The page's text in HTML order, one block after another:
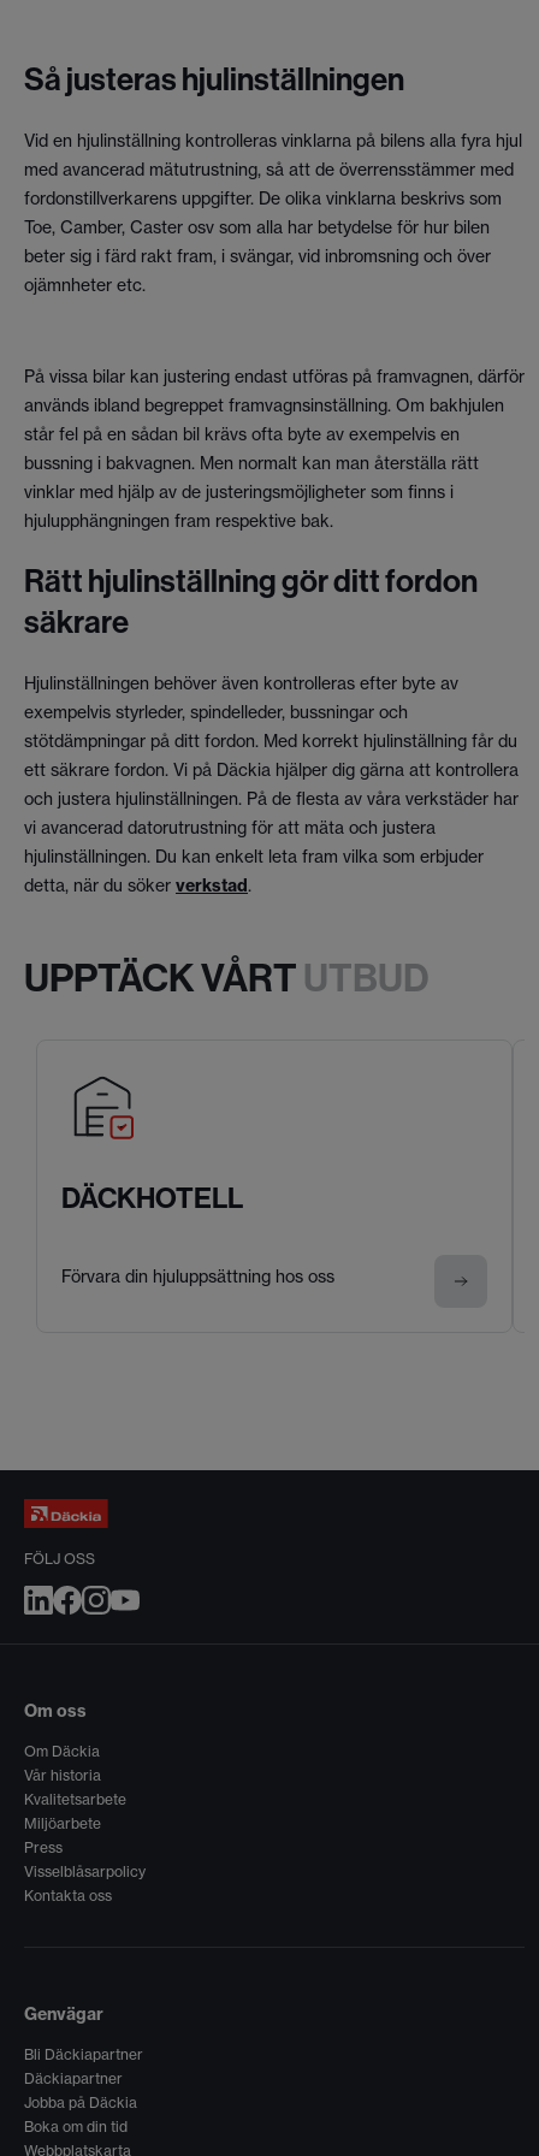
Så justeras hjulinställningen
Vid en hjulinställning kontrolleras vinklarna på bilens alla fyra hjul
med avancerad mätutrustning, så att de överrensstämmer med
fordonstillverkarens uppgifter. De olika vinklarna beskrivs som
Toe, Camber, Caster osv som alla har betydelse för hur bilen
beter sig i färd rakt fram, i svängar, vid inbromsning och över
ojämnheter etc.
På vissa bilar kan justering endast utföras på framvagnen, därför
används ibland begreppet framvagnsinställning. Om bakhjulen
står fel på en sådan bil krävs ofta byte av exempelvis en
bussning i bakvagnen. Men normalt kan man återställa rätt
vinklar med hjälp av de justeringsmöjligheter som finns i
hjulupphängningen fram respektive bak.
Rätt hjulinställning gör ditt fordon
säkrare
Hjulinställningen behöver även kontrolleras efter byte av
exempelvis styrleder, spindelleder, bussningar och
stötdämpningar på ditt fordon. Med korrekt hjulinställning får du
ett säkrare fordon. Vi på Däckia hjälper dig gärna att kontrollera
och justera hjulinställningen. På de flesta av våra verkstäder har
vi avancerad datorutrustning för att mäta och justera
hjulinställningen. Du kan enkelt leta fram vilka som erbjuder
detta, när du söker verkstad.
UPPTÄCK VÅRT UTBUD
DÄCKHOTELL
Förvara din hjuluppsättning hos oss
FÖLJ OSS
Om oss
Om Däckia
Vår historia
Kvalitetsarbete
Miljöarbete
Press
Visselblåsarpolicy
Kontakta oss
Genvägar
Bli Däckiapartner
Däckiapartner
Jobba på Däckia
Boka om din tid
Webbplatskarta